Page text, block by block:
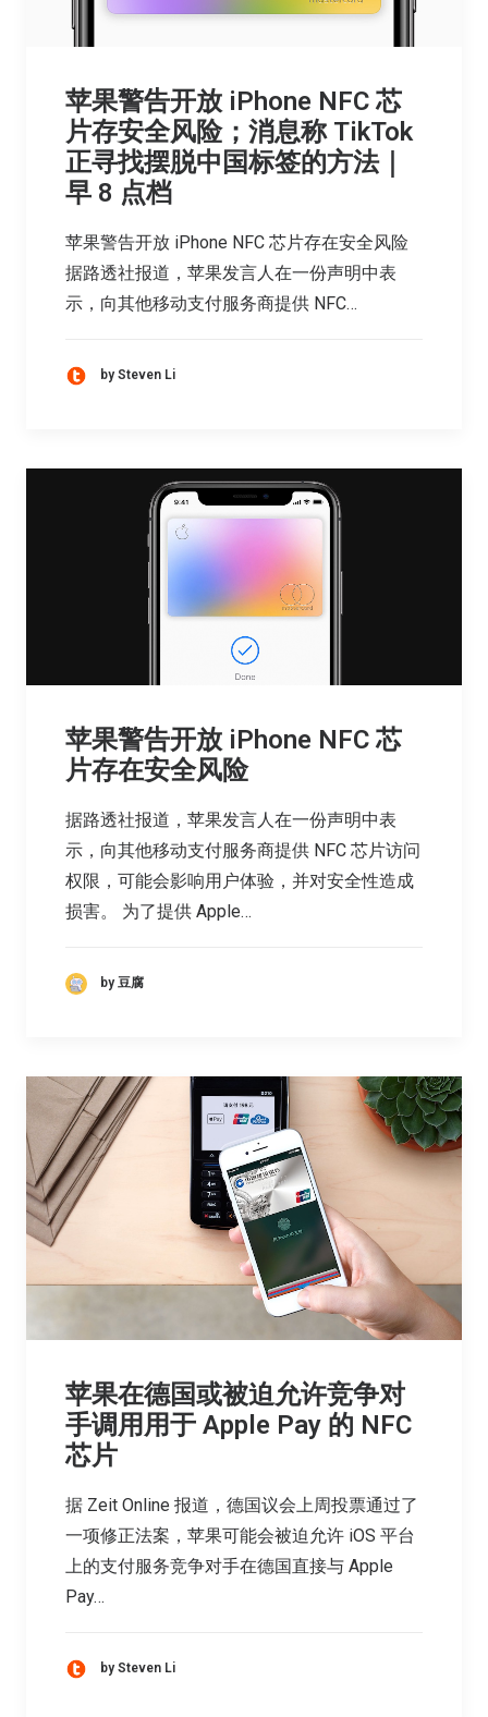
苹果警告开放 iPhone NFC 芯
片存安全风险；消息称 TikTok
正寻找摆脱中国标签的方法｜
早 8 点档
苹果警告开放 iPhone NFC 芯片存在安全风险
据路透社报道，苹果发言人在一份声明中表
示，向其他移动支付服务商提供 NFC…
by Steven Li
苹果警告开放 iPhone NFC 芯
片存在安全风险
据路透社报道，苹果发言人在一份声明中表
示，向其他移动支付服务商提供 NFC 芯片访问
权限，可能会影响用户体验，并对安全性造成
损害。 为了提供 Apple…
by 豆腐
苹果在德国或被迫允许竞争对
手调用用于 Apple Pay 的 NFC
芯片
据 Zeit Online 报道，德国议会上周投票通过了
一项修正法案，苹果可能会被迫允许 iOS 平台
上的支付服务竞争对手在德国直接与 Apple
Pay…
by Steven Li